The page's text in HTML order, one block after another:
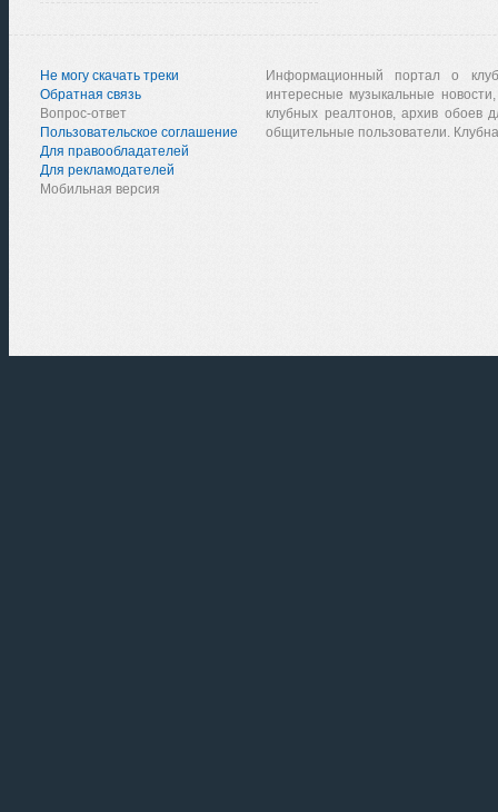
Не могу скачать треки
Обратная связь
Вопрос-ответ
Пользовательское соглашение
Для правообладателей
Для рекламодателей
Мобильная версия
Информационный портал о
интересные музыкальные
клубных реалтонов, архив обоев
общительные пользователи.